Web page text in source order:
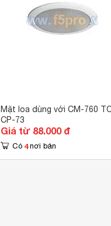
Mặt loa dùng với CM-760
CP-73
Giá từ 88.000 đ
Có 4 nơi bán